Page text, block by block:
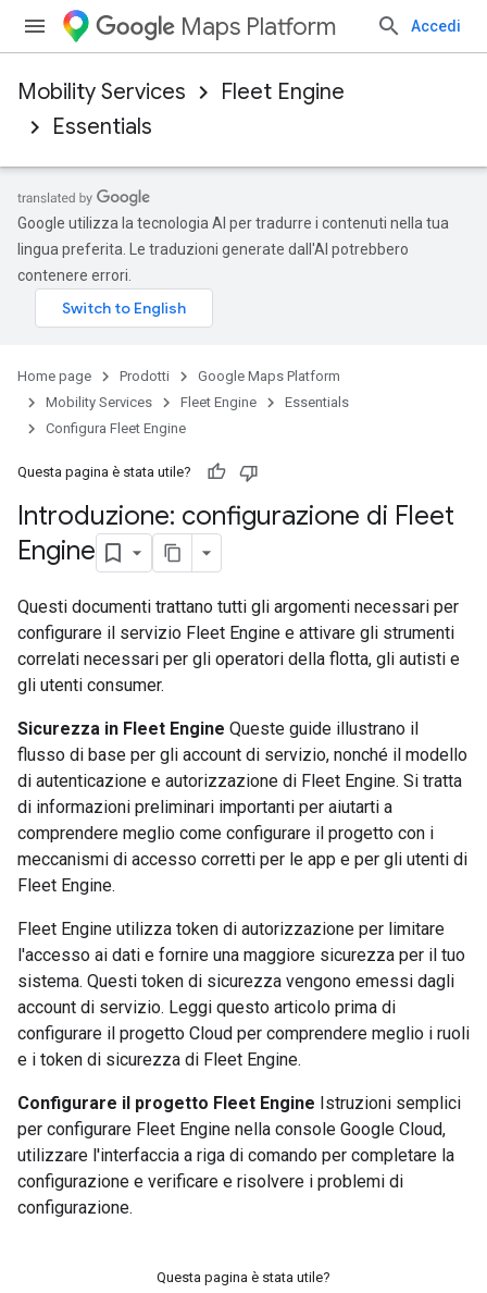
Maps Platform Accedi
Mobility Services
Fleet Engine
Essentials
Google utilizza la tecnologia AI per tradurre i contenuti nella tua
lingua preferita. Le traduzioni generate dall'AI potrebbero
contenere errori.
Home page Prodotti
Google Maps Platform
Mobility Services
Fleet Engine
Essentials
Configura Fleet Engine
Questa pagina è stata utile?
Introduzione: configurazione di Fleet
Engine
Questi documenti trattano tutti gli argomenti necessari per
configurare il servizio Fleet Engine e attivare gli strumenti
correlati necessari per gli operatori della flotta, gli autisti e
gli utenti consumer.
Sicurezza in Fleet Engine Queste guide illustrano il
flusso di base per gli account di servizio, nonché il modello
di autenticazione e autorizzazione di Fleet Engine. Si tratta
di informazioni preliminari importanti per aiutarti a
comprendere meglio come configurare il progetto con i
meccanismi di accesso corretti per le app e per gli utenti di
Fleet Engine.
Fleet Engine utilizza token di autorizzazione per limitare
l'accesso ai dati e fornire una maggiore sicurezza per il tuo
sistema. Questi token di sicurezza vengono emessi dagli
account di servizio. Leggi questo articolo prima di
configurare il progetto Cloud per comprendere meglio i ruoli
e i token di sicurezza di Fleet Engine.
Configurare il progetto Fleet Engine Istruzioni semplici
per configurare Fleet Engine nella console Google Cloud,
utilizzare l'interfaccia a riga di comando per completare la
configurazione e verificare e risolvere i problemi di
configurazione.
Questa pagina è stata utile?